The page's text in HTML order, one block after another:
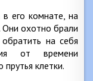
его комнате, на
Они охотно брали
на себя
от времени
клетки.